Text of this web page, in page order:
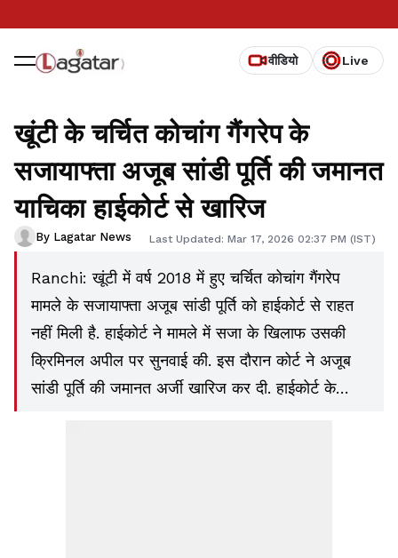
वीडियो Live
खूंटी के चर्चित कोचांग गैंगरेप के
सजायाफ्ता अजूब सांडी पूर्ति की जमानत
याचिका हाईकोर्ट से खारिज
By Lagatar News Last Updated: Mar 17, 2026 02:37 PM (IST)
Ranchi: खूंटी में वर्ष 2018 में हुए चर्चित कोचांग गैंगरेप
मामले के सजायाफ्ता अजूब सांडी पूर्ति को हाईकोर्ट से राहत
नहीं मिली है. हाईकोर्ट ने मामले में सजा के खिलाफ उसकी
क्रिमिनल अपील पर सुनवाई की. इस दौरान कोर्ट ने अजूब
सांडी पूर्ति की जमानत अर्जी खारिज कर दी. हाईकोर्ट के